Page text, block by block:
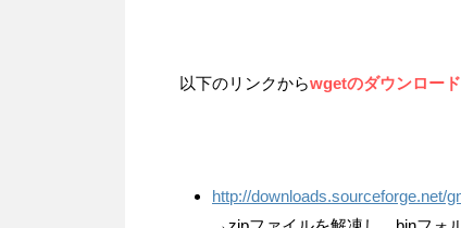
以下のリンクからwgetのダウンロード
http://downloads.sourceforge.net/